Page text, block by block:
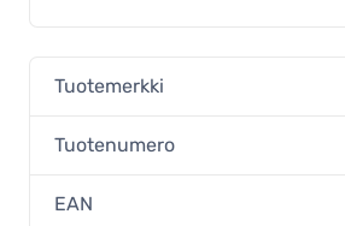
Tuotemerkki
Tuotenumero
EAN